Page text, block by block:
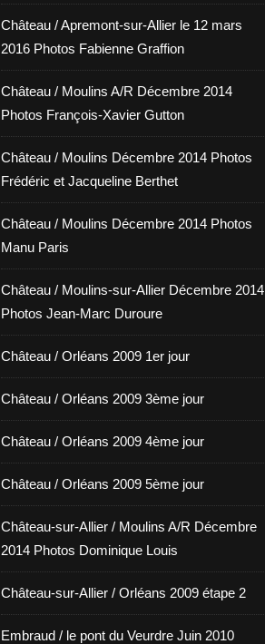
Château / Apremont-sur-Allier le 12 mars
2016 Photos Fabienne Graffion
Château / Moulins A/R Décembre 2014
Photos François-Xavier Gutton
Château / Moulins Décembre 2014 Photos
Frédéric et Jacqueline Berthet
Château / Moulins Décembre 2014 Photos
Manu Paris
Château / Moulins-sur-Allier Décembre 2014
Photos Jean-Marc Duroure
Château / Orléans 2009 1er jour
Château / Orléans 2009 3ème jour
Château / Orléans 2009 4ème jour
Château / Orléans 2009 5ème jour
Château-sur-Allier / Moulins A/R Décembre
2014 Photos Dominique Louis
Château-sur-Allier / Orléans 2009 étape 2
Embraud / le pont du Veurdre Juin 2010